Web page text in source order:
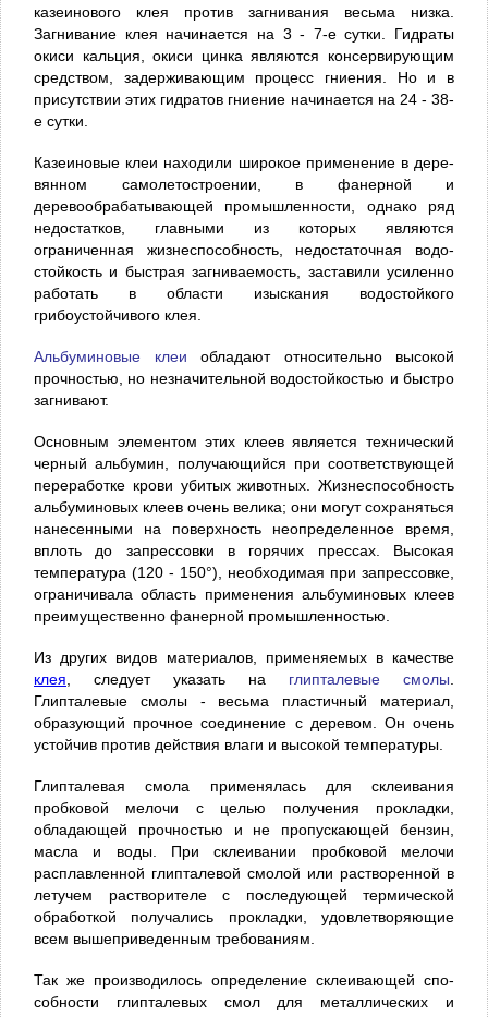
казеинового клея против загнивания весьма низка.
Загнивание клея начинается на 3 - 7-е сутки. Гидраты
окиси кальция, окиси цинка являются консервирующим
средством, задерживающим процесс гниения. Но и в
присутствии этих гидратов гниение начинается на 24 - 38-
е сутки.
Казеиновые клеи находили широкое применение в дере­
вянном самолетостроении, в фанерной и
деревообрабатывающей промышленности, однако ряд
недостатков, главными из которых являются
ограниченная жизнеспособность, недостаточная водо­
стойкость и быстрая загниваемость, заставили усиленно
рабо­тать в области изыскания водостойкого
грибоустойчивого клея.
Альбуминовые клеи обладают относительно высокой
прочностью, но незначительной водостойкостью и быстро
загни­вают.
Основным элементом этих клеев является технический
чер­ный альбумин, получающийся при соответствующей
переработке крови убитых животных. Жизнеспособность
альбуминовых клеев очень велика; они могут сохраняться
нанесенными на поверх­ность неопределенное время,
вплоть до запрессовки в горячих прессах. Высокая
температура (120 - 150°), необходимая при запрессовке,
ограничивала область применения альбуминовых клеев
преимущественно фанерной промышленностью.
Из других видов материалов, применяемых в каче­стве
клея , следует указать на глипталевые смолы
Глипталевые смолы - весьма пластичный материал,
образующий прочное соединение с деревом. Он очень
устойчив против действия влаги и высокой температуры.
Глипталевая смола применялась для склеивания
пробковой мелочи с целью получения прокладки,
обладающей прочностью и не пропускаю­щей бензин,
масла и воды. При склеивании пробковой мелочи
расплавленной глипталевой смолой или растворенной в
летучем растворителе с последую­щей термической
обработкой получались прокладки, удовлетво­ряющие
всем вышеприведенным требованиям.
Так же производилось определение склеивающей спо­
собности глипталевых смол для металлических и